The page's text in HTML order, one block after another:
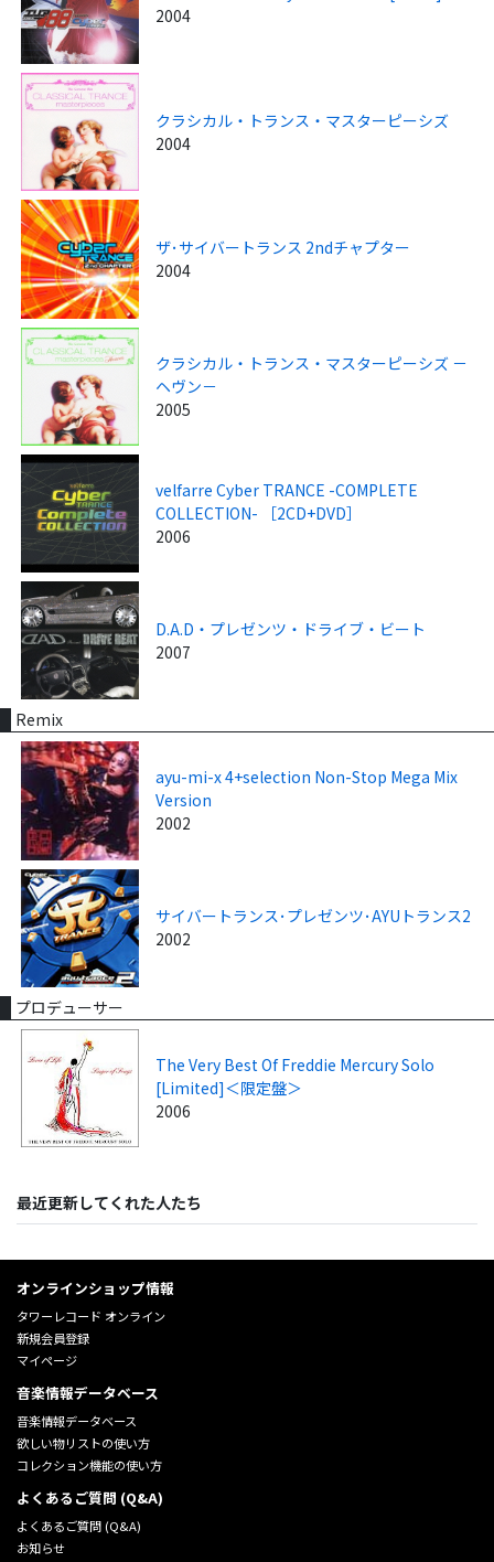
2004
クラシカル・トランス・マスターピーシズ
2004
ザ･サイバートランス 2ndチャプター
2004
クラシカル・トランス・マスターピーシズ －
ヘヴン－
2005
velfarre Cyber TRANCE -COMPLETE
COLLECTION- ［2CD+DVD］
2006
D.A.D・プレゼンツ・ドライブ・ビート
2007
Remix
ayu-mi-x 4+selection Non-Stop Mega Mix
Version
2002
サイバートランス･プレゼンツ･AYUトランス2
2002
プロデューサー
The Very Best Of Freddie Mercury Solo
[Limited]＜限定盤＞
2006
最近更新してくれた人たち
オンラインショップ情報
タワーレコード オンライン
新規会員登録
マイページ
音楽情報データベース
音楽情報データベース
欲しい物リストの使い方
コレクション機能の使い方
よくあるご質問 (Q&A)
よくあるご質問 (Q&A)
お知らせ